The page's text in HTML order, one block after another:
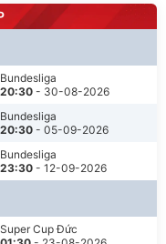
Bundesliga
20:30- 30-08-2026
Bundesliga
20:30- 05-09-2026
Bundesliga
23:30- 12-09-2026
Super Cup Đức